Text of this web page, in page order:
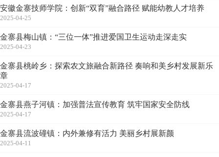
安徽金寨技师学院：创新“双育”融合路径 赋能幼教人才培养
2025-04-25
金寨县梅山镇：“三位一体”推进爱国卫生运动走深走实
2025-04-23
金寨县桃岭乡：探索农文旅融合新路径 奏响和美乡村发展新乐
章
2025-04-17
金寨县燕子河镇：加强普法宣传教育 筑牢国家安全防线
2025-04-17
金寨县流波䃥镇：内外兼修有活力 美丽乡村展新颜
2025-04-11